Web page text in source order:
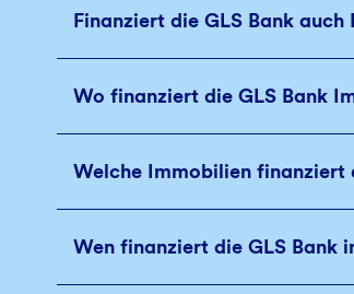
Finanziert die GLS Bank auch
Wo finanziert die GLS Bank
Welche Immobilien finanziert
Wen finanziert die GLS Bank